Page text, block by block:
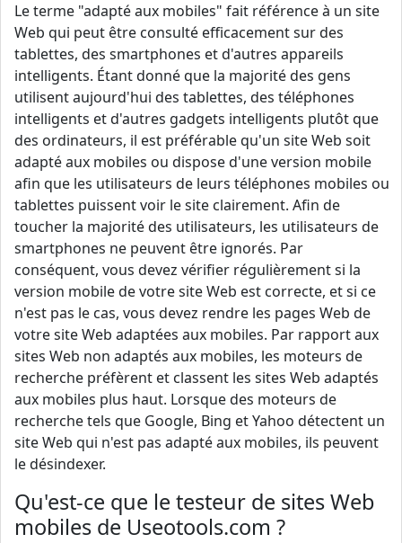
Le terme "adapté aux mobiles" fait référence à un site
Web qui peut être consulté efficacement sur des
tablettes, des smartphones et d'autres appareils
intelligents. Étant donné que la majorité des gens
utilisent aujourd'hui des tablettes, des téléphones
intelligents et d'autres gadgets intelligents plutôt que
des ordinateurs, il est préférable qu'un site Web soit
adapté aux mobiles ou dispose d'une version mobile
afin que les utilisateurs de leurs téléphones mobiles ou
tablettes puissent voir le site clairement. Afin de
toucher la majorité des utilisateurs, les utilisateurs de
smartphones ne peuvent être ignorés. Par
conséquent, vous devez vérifier régulièrement si la
version mobile de votre site Web est correcte, et si ce
n'est pas le cas, vous devez rendre les pages Web de
votre site Web adaptées aux mobiles. Par rapport aux
sites Web non adaptés aux mobiles, les moteurs de
recherche préfèrent et classent les sites Web adaptés
aux mobiles plus haut. Lorsque des moteurs de
recherche tels que Google, Bing et Yahoo détectent un
site Web qui n'est pas adapté aux mobiles, ils peuvent
le désindexer.
Qu'est-ce que le testeur de sites Web
mobiles de Useotools.com ?